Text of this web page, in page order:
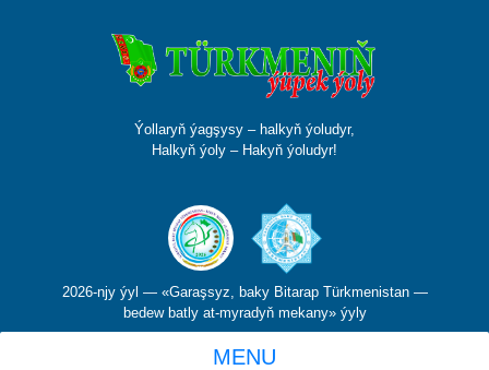
Ýollaryň ýagşysy – halkyň ýoludyr,
Halkyň ýoly – Hakyň ýoludyr!
2026-njy ýyl — «Garaşsyz, baky Bitarap Türkmenistan —
bedew batly at-myradyň mekany» ýyly
MENU